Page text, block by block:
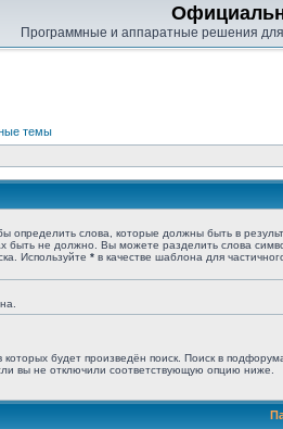
Программные и аппаратные решения
темы
определить слова, которые должны быть в
быть не должно. Вы можете разделить слова
Используйте * в качестве шаблона для
будет произведён поиск. Поиск в
вы не отключили соответствующую опцию ниже.